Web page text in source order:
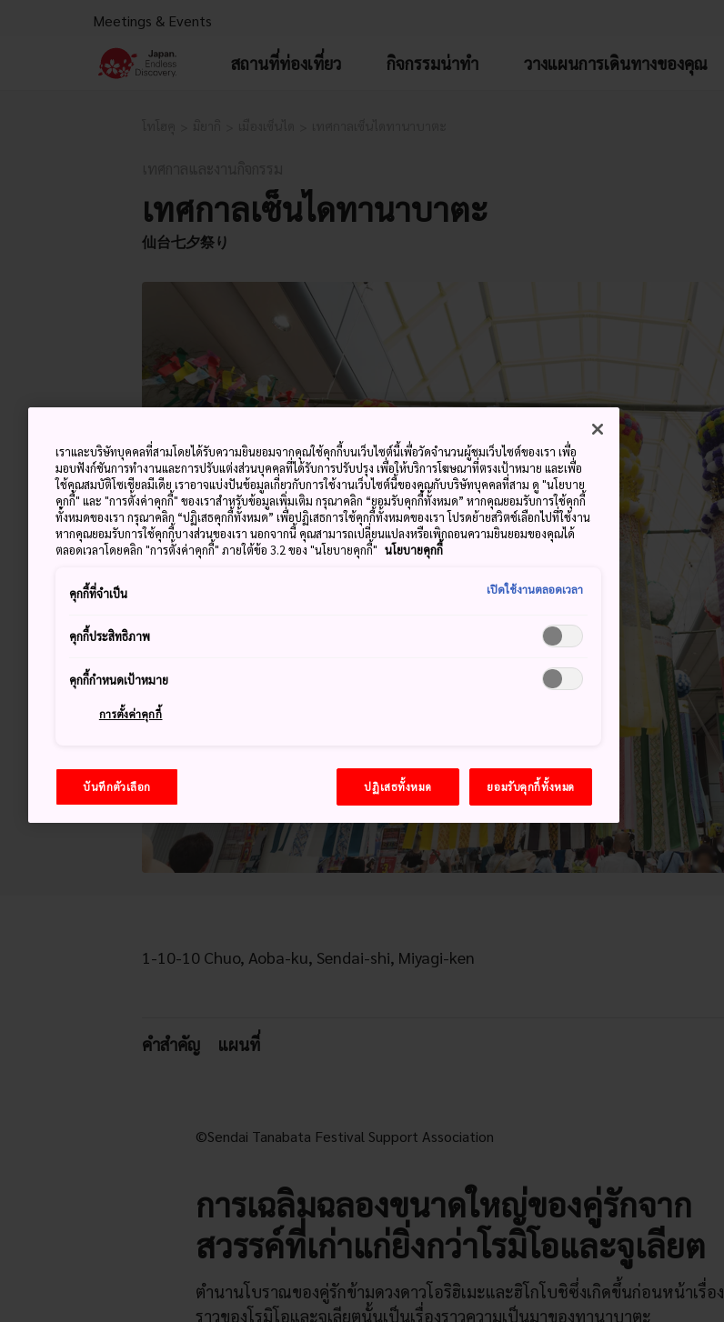
Meetings & Events
สถานที่ท่องเที่ยว กิจกรรมน่าทำ วางแผนการเดินทางของคุณ
เทศกาลเซ็นไดทานาบาตะ
仙台七夕祭り
1-10-10 Chuo, Aoba-ku, Sendai-shi, Miyagi-ken
คำสำคัญ แผนที่
©Sendai Tanabata Festival Support Association
การเฉลิมฉลองขนาดใหญ่ของคู่รักจาก
สวรรค์ที่เก่าแก่ยิ่งกว่าโรมิโอและจูเลียต
ตำนานโบราณของคู่รักข้ามดวงดาวโอริฮิเมะและฮิโกโบชิซึ่งเกิดขึ้นก่อนหน้าเรื่อง
ราวของโรมิโอและจูเลียตนั้นเป็นเรื่องราวความเป็นมาของทานาบาตะ
เราและบริษัทบุคคลที่สามโดยได้รับความยินยอมจากคุณใช้คุกกี้บนเว็บไซต์นี้เพื่อวัดจำนวนผู้ชมเว็บไซต์ของเรา เพื่อ
มอบฟังก์ชันการทำงานและการปรับแต่งส่วนบุคคลที่ได้รับการปรับปรุง เพื่อให้บริการโฆษณาที่ตรงเป้าหมาย และเพื่อ
ใช้คุณสมบัติโซเชียลมีเดีย เราอาจแบ่งปันข้อมูลเกี่ยวกับการใช้งานเว็บไซต์นี้ของคุณกับบริษัทบุคคลที่สาม ดู "นโยบาย
คุกกี้" และ "การตั้งค่าคุกกี้" ของเราสำหรับข้อมูลเพิ่มเติม กรุณาคลิก “ยอมรับคุกกี้ทั้งหมด” หากคุณยอมรับการใช้คุกกี้
ทั้งหมดของเรา กรุณาคลิก “ปฏิเสธคุกกี้ทั้งหมด” เพื่อปฏิเสธการใช้คุกกี้ทั้งหมดของเรา โปรดย้ายสวิตช์เลือกไปที่ใช้งาน
หากคุณยอมรับการใช้คุกกี้บางส่วนของเรา นอกจากนี้ คุณสามารถเปลี่ยนแปลงหรือเพิกถอนความยินยอมของคุณได้
ตลอดเวลาโดยคลิก "การตั้งค่าคุกกี้" ภายใต้ข้อ 3.2 ของ "นโยบายคุกกี้" นโยบายคุกกี้
คุกกี้ที่จำเป็น เปิดใช้งานตลอดเวลา
คุกกี้ประสิทธิภาพ
คุกกี้กำหนดเป้าหมาย
การตั้งค่าคุกกี้
บันทึกตัวเลือก ปฏิเสธทั้งหมด ยอมรับคุกกี้ทั้งหมด